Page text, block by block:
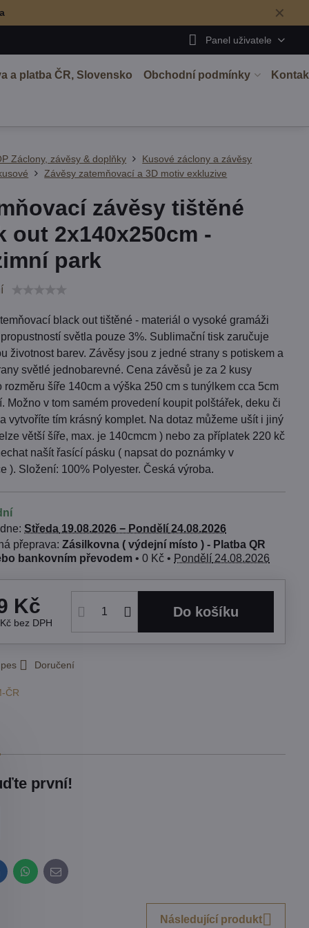
✕
Panel uživatele
a platba ČR, Slovensko Obchodní podmínky
Záclony, závěsy & doplňky
Kusové záclony a závěsy
Závěsy zatemňovací a 3D motiv exkluzive
závěsy tištěné
out 2x140x250cm -
park
black out tištěné - materiál o vysoké gramáži
propustností světla pouze 3%. Sublimační tisk zaručuje
životnost barev. Závěsy jsou z jedné strany s potiskem a
světlé jednobarevné. Cena závěsů je za 2 kusy
rozměru šíře 140cm a výška 250 cm s tunýlkem cca 5cm
Možno v tom samém provedení koupit polštářek, deku či
vytvoříte tím krásný komplet. Na dotaz můžeme ušít i jiný
větší šíře, max. je 140cmcm ) nebo za příplatek 220 kč
našít řasící pásku ( napsat do poznámky v
). Složení: 100% Polyester. Česká výroba.
dne:Středa 19.08.2026 − Pondělí 24.08.2026
Zásilkovna ( výdejní místo ) - Platba QR
bankovním převodem •0 Kč • Pondělí 24.08.2026
Kč
bez DPH
Do košíku
Doručení
ČR
první!
WhatsApp
E-
mail
Následující produkt